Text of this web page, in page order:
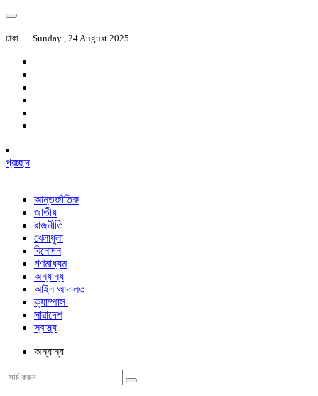
ঢাকা Sunday , 24 August 2025
প্রচ্ছদ
আন্তর্জাতিক
জাতীয়
রাজনীতি
খেলাধুলা
বিনোদন
গণমাধ্যম
অন্যান্য
আইন আদালত
ক্যাম্পাস
সারাদেশ
স্বাস্থ্য
অন্যান্য